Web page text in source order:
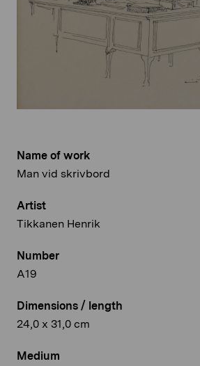
Name of work
Man vid skrivbord
Artist
Tikkanen Henrik
Number
A19
Dimensions / length
24,0 x 31,0 cm
Medium